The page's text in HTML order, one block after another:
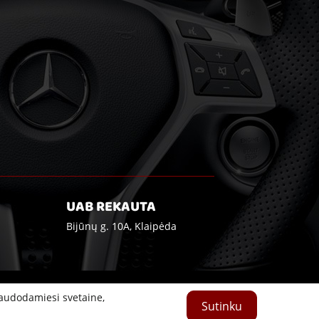
UAB REKAUTA
Bijūnų g. 10A, Klaipėda
svetaine,
Sutinku